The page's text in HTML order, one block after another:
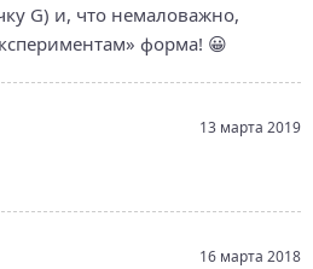
G) и, что немаловажно,
форма! 😀
13 марта 2019
16 марта 2018